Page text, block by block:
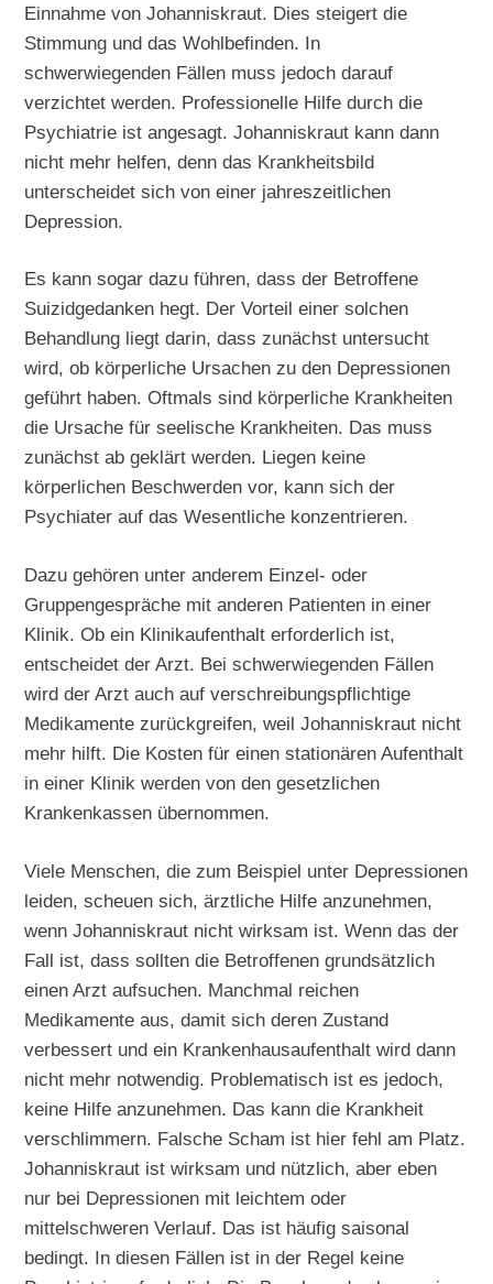
Einnahme von Johanniskraut. Dies steigert die
Stimmung und das Wohlbefinden. In
schwerwiegenden Fällen muss jedoch darauf
verzichtet werden. Professionelle Hilfe durch die
Psychiatrie ist angesagt. Johanniskraut kann dann
nicht mehr helfen, denn das Krankheitsbild
unterscheidet sich von einer jahreszeitlichen
Depression.
Es kann sogar dazu führen, dass der Betroffene
Suizidgedanken hegt. Der Vorteil einer solchen
Behandlung liegt darin, dass zunächst untersucht
wird, ob körperliche Ursachen zu den Depressionen
geführt haben. Oftmals sind körperliche Krankheiten
die Ursache für seelische Krankheiten. Das muss
zunächst ab geklärt werden. Liegen keine
körperlichen Beschwerden vor, kann sich der
Psychiater auf das Wesentliche konzentrieren.
Dazu gehören unter anderem Einzel- oder
Gruppengespräche mit anderen Patienten in einer
Klinik. Ob ein Klinikaufenthalt erforderlich ist,
entscheidet der Arzt. Bei schwerwiegenden Fällen
wird der Arzt auch auf verschreibungspflichtige
Medikamente zurückgreifen, weil Johanniskraut nicht
mehr hilft. Die Kosten für einen stationären Aufenthalt
in einer Klinik werden von den gesetzlichen
Krankenkassen übernommen.
Viele Menschen, die zum Beispiel unter Depressionen
leiden, scheuen sich, ärztliche Hilfe anzunehmen,
wenn Johanniskraut nicht wirksam ist. Wenn das der
Fall ist, dass sollten die Betroffenen grundsätzlich
einen Arzt aufsuchen. Manchmal reichen
Medikamente aus, damit sich deren Zustand
verbessert und ein Krankenhausaufenthalt wird dann
nicht mehr notwendig. Problematisch ist es jedoch,
keine Hilfe anzunehmen. Das kann die Krankheit
verschlimmern. Falsche Scham ist hier fehl am Platz.
Johanniskraut ist wirksam und nützlich, aber eben
nur bei Depressionen mit leichtem oder
mittelschweren Verlauf. Das ist häufig saisonal
bedingt. In diesen Fällen ist in der Regel keine